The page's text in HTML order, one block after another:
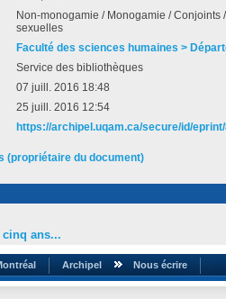
Non-monogamie / Monogamie / Conjoints
sexuelles
Faculté des sciences humaines >
Service des bibliothèques
07 juill. 2016 18:48
25 juill. 2016 12:54
https://archipel.uqam.ca/secure/id/
(propriétaire du document)
ans...
Archipel Nous écrire